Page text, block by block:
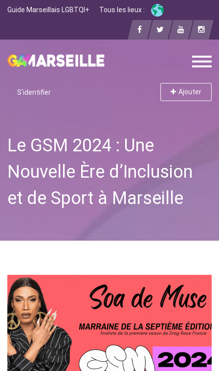
Guide Marseillais LGBTQI+ Tous les lieux :
S'identifier Ajouter
Le GSM 2024 : Une
Nouvelle Ère d’Inclusion
et de Sport à Marseille